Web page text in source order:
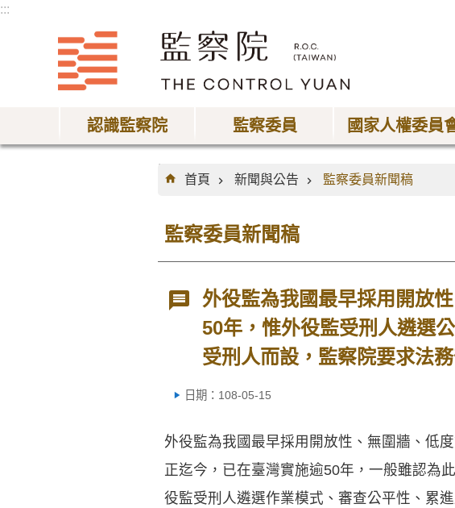
:::
認識監察院 監察委員 國家人權委員
:::
首頁
新聞與公告 監察委員新聞稿
監察委員新聞稿
外役監為我國最早採用開放
50年，惟外役監受刑人遴選
受刑人而設，監察院要求法
日期：108-05-15
外役監為我國最早採用開放性、無圍牆、低
正迄今，已在臺灣實施逾50年，一般雖認為
役監受刑人遴選作業模式、審查公平性、累